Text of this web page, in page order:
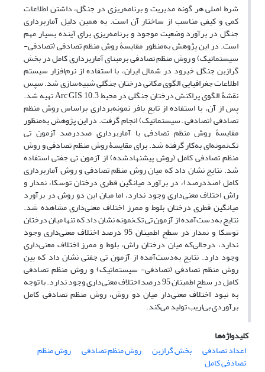
شرط اصلی هر گونه مدیریت و برنامه‌ریزی در جنگل، داشتن اطلاعات
کمی و کیفی مناسب از ساختار آن است. به همین دلیل آماربرداری
جنگل در برآورد وضعیت موجود و برنامه‌ریزی برای آینده بسیار مهم
است. در این پژوهش به‌منظور مقایسۀ روش منظم تصادفی (تصادفی-
سیستماتیک) و روش منظم تصادفی بر‌مبنای آماربرداری کامل در بخش
گرازبن جنگل خیرود در شمال ایران، با استفاده از نرم‌افزار سیستم
اطلاعات جغرافیایی الگوی مکانی درختان جنگلی شبیه‌سازی شد. سپس
نقشۀ الگوی پراکنش درختان جنگلی در محیط 10.3 Arc GIS تهیه شد.
پس از آن، با استفاده از تابع بافر نمونه‌برداری بر‌اساس روش منظم
تصادفی (تصادفی – سیستماتیک) انجام گرفت. در این پژوهش به‌منظور
مقایسۀ روش منظم تصادفی با آماربرداری صددرصد آزمون تی
تک‌نمونه‌ای به‌کار گرفته شد. برای مقایسۀ روش منظم تصادفی و روش
منظم تصادفی کامل (روش پیشنهادشده) از آزمون تی جفتی استفاده
شد. نتایج نشان داد که میان روش منظم تصادفی و روش آماربرداری
کامل (صددرصد)، در برآورد میانگین قطری درختان توسکا، نمدار و
راش اختلاف معنی‌داری وجود ندارد، اما میان این دو روش در برآورد
میانگین قطری درختان بلوط و ممرز اختلاف معنی‌داری مشاهده شد.
نتایج به‌دست‌آمده از آزمون تی‌ تک‌نمونه نشان‌ داد که تنها میان درختان
توسکا و نمدار در سطح اطمینان 95 درصد اختلاف معنی‌داری وجود
ندارد، درحالی‌که میان درختان راش، بلوط و ممرز اختلاف معنی‌داری
وجود دارد. نتایج به‌دست‌آمده از آزمون تی جفتی نشان‌ داد که بین
روش منظم تصادفی (تصادفی- سیستماتیک) و روش منظم تصادفی
کامل در سطح اطمینان 95 درصد اختلاف معنی‌داری وجود ندارد. با توجه
به نبود اختلاف معنی‌دار میان دو روش، روش منظم تصادفی کامل
برآوردی بی‌اریب تولید می‌کند.
کلیدواژه‌ها
اعداد تصادفی
بخش گرازبن روش منظم تصادفی روش منظم
تصادفی کامل